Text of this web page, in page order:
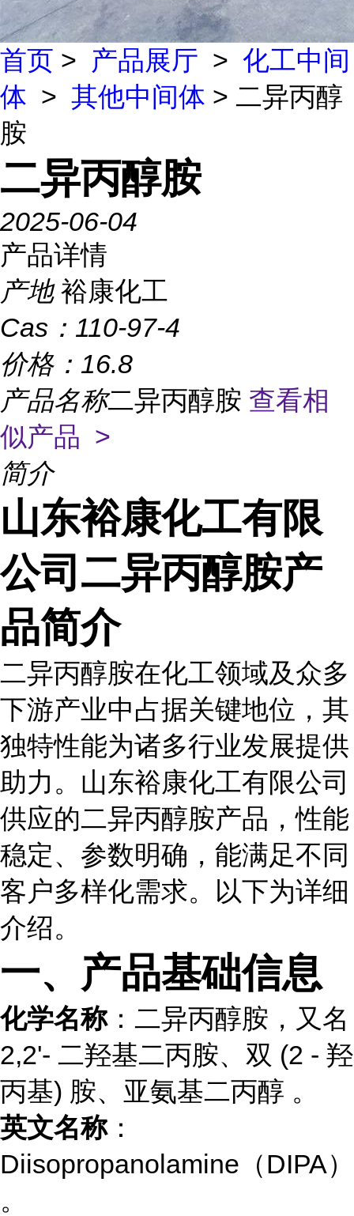
首页 > 产品展厅 > 化工中间
体 > 其他中间体 > 二异丙醇
胺
二异丙醇胺
2025-06-04
产品详情
产地 裕康化工
Cas： 110-97-4
价格： 16.8
产品名称二异丙醇胺 查看相
似产品 >
简介
山东裕康化工有限
公司二异丙醇胺产
品简介
二异丙醇胺在化工领域及众多
下游产业中占据关键地位，其
独特性能为诸多行业发展提供
助力。山东裕康化工有限公司
供应的二异丙醇胺产品，性能
稳定、参数明确，能满足不同
客户多样化需求。以下为详细
介绍。
一、产品基础信息
化学名称：二异丙醇胺，又名
2,2'- 二羟基二丙胺、双 (2 - 羟
丙基) 胺、亚氨基二丙醇 。
英文名称：
Diisopropanolamine（DIPA）
。